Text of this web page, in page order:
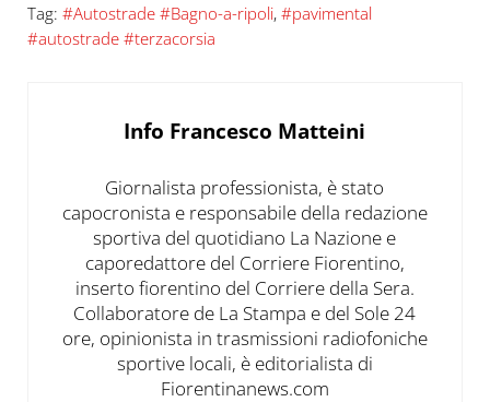
Tag: #Autostrade #Bagno-a-ripoli, #pavimental
#autostrade #terzacorsia
Info Francesco Matteini
Giornalista professionista, è stato
capocronista e responsabile della redazione
sportiva del quotidiano La Nazione e
caporedattore del Corriere Fiorentino,
inserto fiorentino del Corriere della Sera.
Collaboratore de La Stampa e del Sole 24
ore, opinionista in trasmissioni radiofoniche
sportive locali, è editorialista di
Fiorentinanews.com